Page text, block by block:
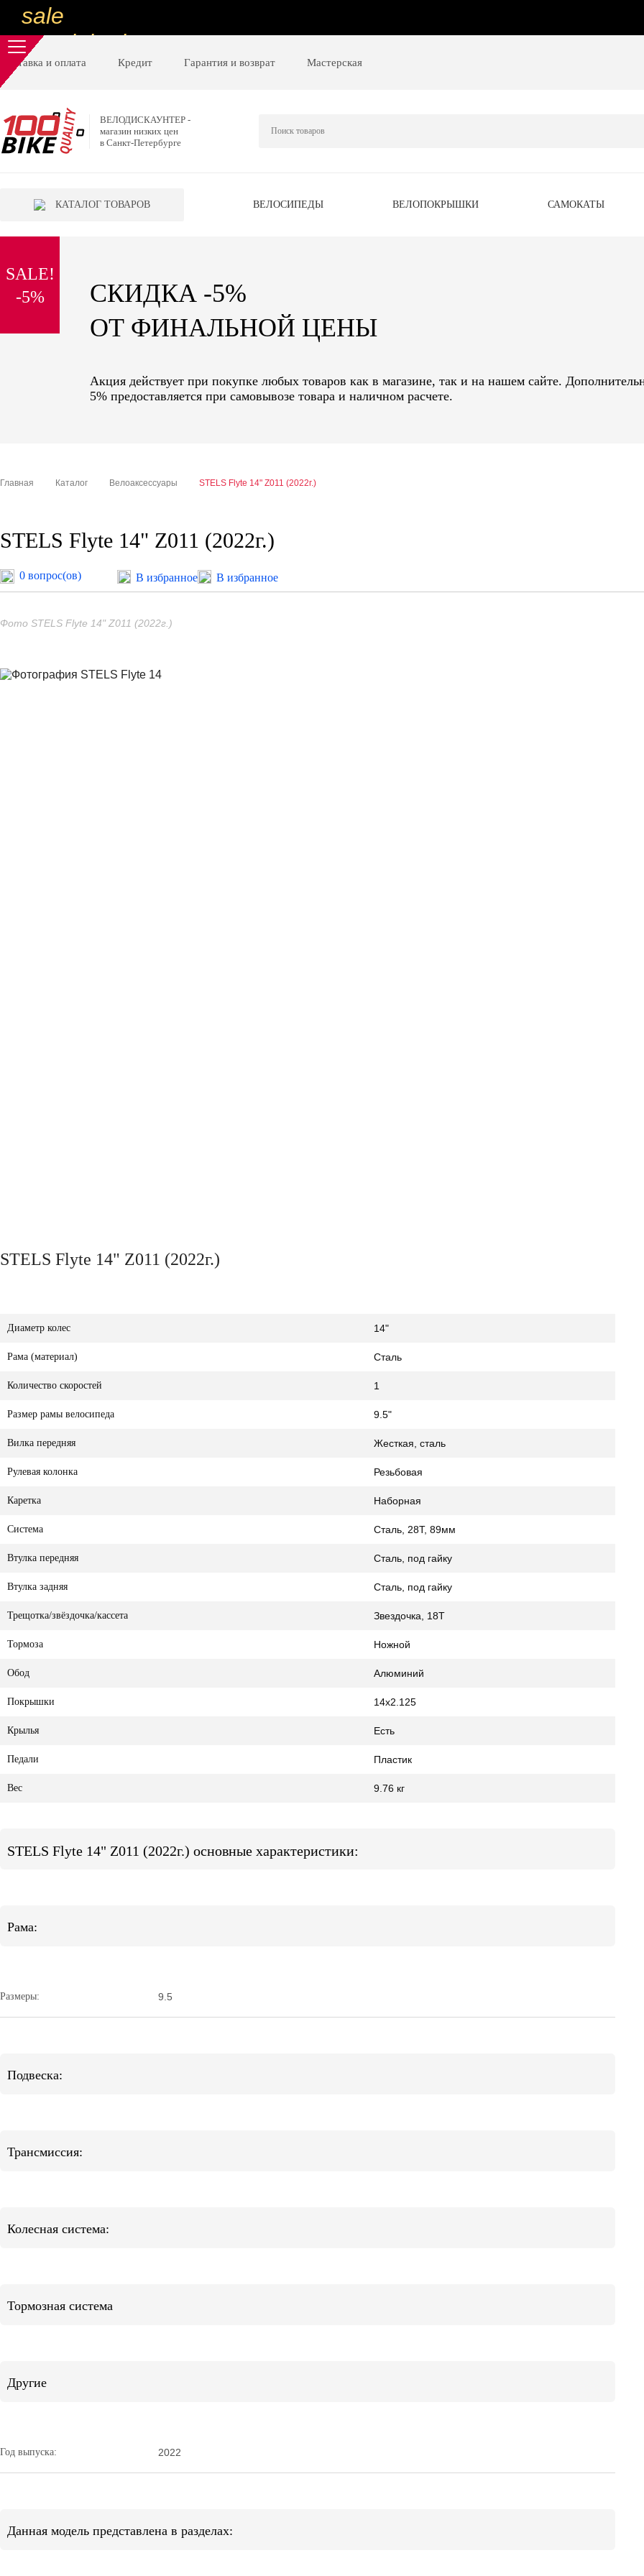
sale
special price
sale
низкие цены
вот дешево
special price
sale
надо брать
sale
Доставка и оплата Кредит Гарантия и возврат Мастерская
ВЕЛОДИСКАУНТЕР -
магазин низких цен
в Санкт-Петербурге
КАТАЛОГ ТОВАРОВ ВЕЛОСИПЕДЫ ВЕЛОПОКРЫШКИ САМОКАТЫ
SALE!
-5%
СКИДКА -5%
ОТ ФИНАЛЬНОЙ ЦЕНЫ
Акция действует при покупке любых товаров как в магазине, так и на нашем сайте.
5% предоставляется при самовывозе товара и наличном расчете.
Главная Каталог Велоаксессуары STELS Flyte 14" Z011 (2022г.)
STELS Flyte 14" Z011 (2022г.)
0 вопрос(ов) В избранное В избранное
Фото STELS Flyte 14" Z011 (2022г.)
STELS Flyte 14" Z011 (2022г.)
Диаметр колес 14"
Рама (материал) Сталь
Количество скоростей 1
Размер рамы велосипеда 9.5"
Вилка передняя Жесткая, сталь
Рулевая колонка Резьбовая
Каретка Наборная
Система Сталь, 28Т, 89мм
Втулка передняя Сталь, под гайку
Втулка задняя Сталь, под гайку
Трещотка/звёздочка/кассета Звездочка, 18Т
Тормоза Ножной
Обод Алюминий
Покрышки 14х2.125
Крылья Есть
Педали Пластик
Вес 9.76 кг
STELS Flyte 14" Z011 (2022г.) основные характеристики:
Рама:
Размеры: 9.5
Подвеска:
Трансмиссия:
Колесная система:
Тормозная система
Другие
Год выпуска: 2022
Данная модель представлена в разделах: